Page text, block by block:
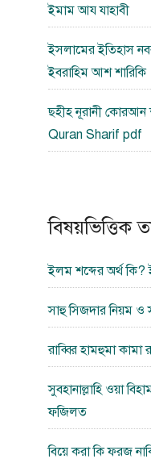
ইমাম আয যাহাবী
ইসলামের ইতিহাস
ইবরাহিম আশ শারিকি
ছহীহ নূরানী
Quran Sharif pdf
বিষয়ভিত্তিক
ইলম শব্দের অর্থ
সাহু সিজদার নিয়ম ও
রাব্বির হামহুমা কামা
সুবহানাল্লাহি ওয়া
ফজিলত
বিয়ে করা কি ফরজ